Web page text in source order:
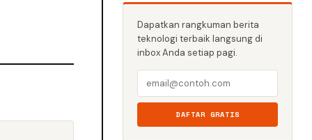
Dapatkan rangkuman berita
teknologi terbaik langsung di
inbox Anda setiap pagi.
DAFTAR GRATIS